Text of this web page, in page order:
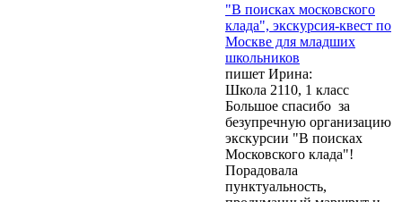
Обращаем Ваше
внимание, что при
заказе экскурсий и
"В поисках московского
клада", экскурсия-квест по
Москве для младших
школьников
пишет Ирина:
Школа 2110, 1 класс
Большое спасибо за
безупречную организацию
экскурсии "В поисках
Московского клада"!
Порадовала
пунктуальность,